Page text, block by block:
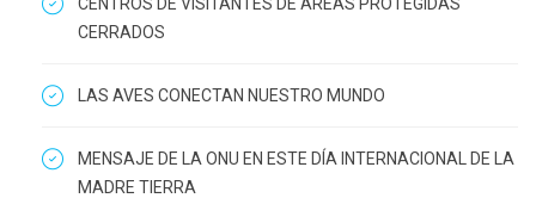
CERRADOS
LAS AVES CONECTAN NUESTRO MUNDO
MENSAJE DE LA ONU EN ESTE DÍA INTERNACIONAL DE LA
MADRE TIERRA